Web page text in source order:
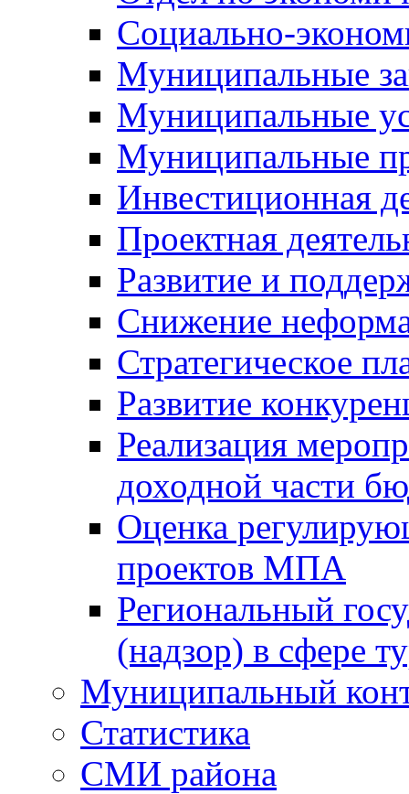
Социально-
Муниципальные
Муниципальные
Муниципальные
Инвестиционная
Проектная
Развитие и
Снижение
Стратегическое
Развитие
Реализация
доходной части
Оценка
проектов МПА
Региональный
(надзор) в сфере
Муниципальный
Статистика
СМИ района